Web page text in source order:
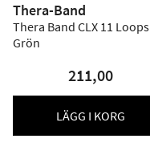
Thera-Band
Thera Band CLX 11 Loops
Grön
211,00
LÄGG I KORG